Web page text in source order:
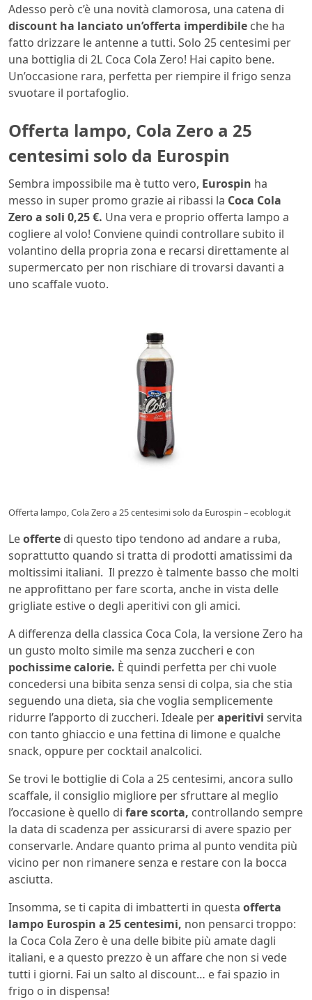
Adesso però c’è una novità clamorosa, una catena di
discount ha lanciato un’offerta imperdibile che ha
fatto drizzare le antenne a tutti. Solo 25 centesimi per
una bottiglia di 2L Coca Cola Zero! Hai capito bene.
Un’occasione rara, perfetta per riempire il frigo senza
svuotare il portafoglio.
Offerta lampo, Cola Zero a 25
centesimi solo da Eurospin
Sembra impossibile ma è tutto vero, Eurospin ha
messo in super promo grazie ai ribassi la Coca Cola
Zero a soli 0,25 €. Una vera e proprio offerta lampo a
cogliere al volo! Conviene quindi controllare subito il
volantino della propria zona e recarsi direttamente al
supermercato per non rischiare di trovarsi davanti a
uno scaffale vuoto.
Offerta lampo, Cola Zero a 25 centesimi solo da Eurospin – ecoblog.it
Leofferte di questo tipo tendono ad andare a ruba,
soprattutto quando si tratta di prodotti amatissimi da
moltissimi italiani. Il prezzo è talmente basso che molti
ne approfittano per fare scorta, anche in vista delle
grigliate estive o degli aperitivi con gli amici.
A differenza della classica Coca Cola, la versione Zero ha
un gusto molto simile ma senza zuccheri e con
pochissime calorie. È quindi perfetta per chi vuole
concedersi una bibita senza sensi di colpa, sia che stia
seguendo una dieta, sia che voglia semplicemente
ridurre l’apporto di zuccheri. Ideale peraperitivi servita
con tanto ghiaccio e una fettina di limone e qualche
snack, oppure per cocktail analcolici.
Se trovi le bottiglie di Cola a 25 centesimi, ancora sullo
scaffale, il consiglio migliore per sfruttare al meglio
l’occasione è quello di fare scorta, controllando sempre
la data di scadenza per assicurarsi di avere spazio per
conservarle. Andare quanto prima al punto vendita più
vicino per non rimanere senza e restare con la bocca
asciutta.
Insomma, se ti capita di imbatterti in questa offerta
lampo Eurospin a 25 centesimi, non pensarci troppo:
la Coca Cola Zero è una delle bibite più amate dagli
italiani, e a questo prezzo è un affare che non si vede
tutti i giorni. Fai un salto al discount… e fai spazio in
frigo o in dispensa!